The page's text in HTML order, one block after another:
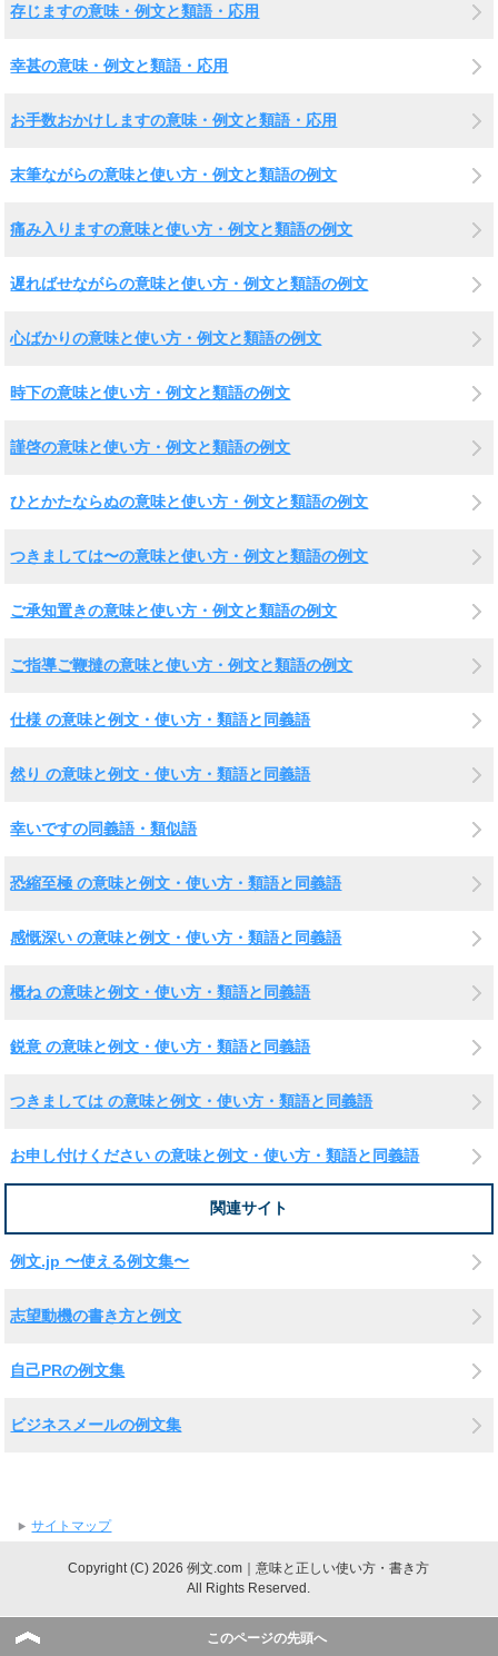
存じますの意味・例文と類語・応用
幸甚の意味・例文と類語・応用
お手数おかけしますの意味・例文と類語・応用
末筆ながらの意味と使い方・例文と類語の例文
痛み入りますの意味と使い方・例文と類語の例文
遅ればせながらの意味と使い方・例文と類語の例文
心ばかりの意味と使い方・例文と類語の例文
時下の意味と使い方・例文と類語の例文
謹啓の意味と使い方・例文と類語の例文
ひとかたならぬの意味と使い方・例文と類語の例文
つきましては〜の意味と使い方・例文と類語の例文
ご承知置きの意味と使い方・例文と類語の例文
ご指導ご鞭撻の意味と使い方・例文と類語の例文
仕様 の意味と例文・使い方・類語と同義語
然り の意味と例文・使い方・類語と同義語
幸いですの同義語・類似語
恐縮至極 の意味と例文・使い方・類語と同義語
感慨深い の意味と例文・使い方・類語と同義語
概ね の意味と例文・使い方・類語と同義語
鋭意 の意味と例文・使い方・類語と同義語
つきましては の意味と例文・使い方・類語と同義語
お申し付けください の意味と例文・使い方・類語と同義語
関連サイト
例文.jp 〜使える例文集〜
志望動機の書き方と例文
自己PRの例文集
ビジネスメールの例文集
サイトマップ
Copyright (C) 2026 例文.com｜意味と正しい使い方・書き方
All Rights Reserved.
このページの先頭へ